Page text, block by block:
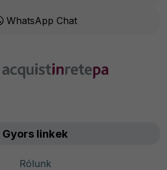
WhatsApp Chat
Gyors linkek
Rólunk